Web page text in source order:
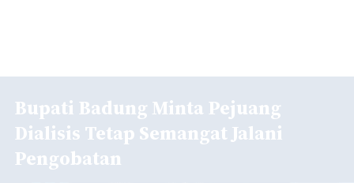
Bupati Badung Minta Pejuang
Dialisis Tetap Semangat Jalani
Pengobatan